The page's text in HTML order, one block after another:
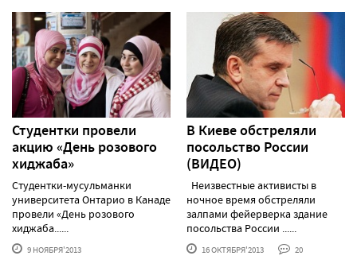
Студентки провели
акцию «День розового
хиджаба»
Студентки-мусульманки
университета Онтарио в Канаде
провели «День розового
хиджаба......
9 НОЯБРЯ'2013
В Киеве обстреляли
посольство России
(ВИДЕО)
Неизвестные активисты в
ночное время обстреляли
залпами фейерверка здание
посольства России ......
16 ОКТЯБРЯ'2013 20